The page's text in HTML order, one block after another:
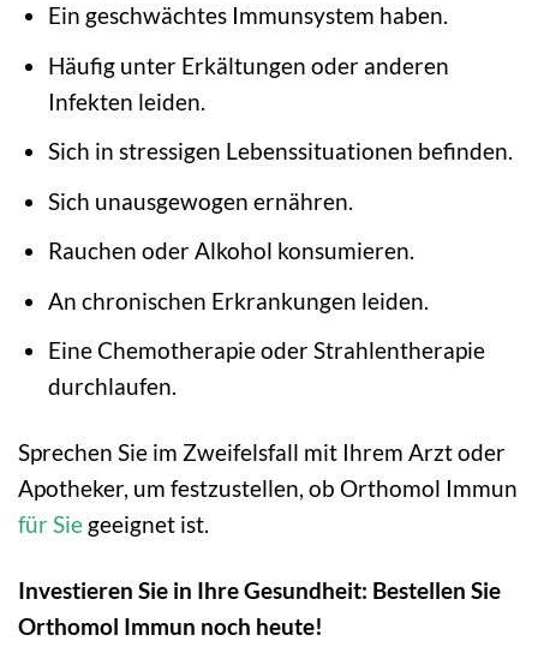
Ein geschwächtes Immunsystem haben.
Häufig unter Erkältungen oder anderen
Infekten leiden.
Sich in stressigen Lebenssituationen befinden.
Sich unausgewogen ernähren.
Rauchen oder Alkohol konsumieren.
An chronischen Erkrankungen leiden.
Eine Chemotherapie oder Strahlentherapie
durchlaufen.
Sprechen Sie im Zweifelsfall mit Ihrem Arzt oder
Apotheker, um festzustellen, ob Orthomol Immun
für Sie geeignet ist.
Investieren Sie in Ihre Gesundheit: Bestellen Sie
Orthomol Immun noch heute!